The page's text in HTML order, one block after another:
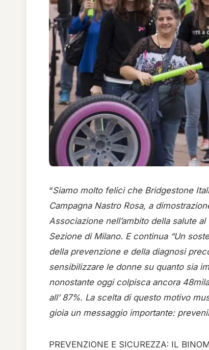
“Siamo molto felici che Bridgestone
Campagna Nastro Rosa, a
Associazione nell’ambito della salute
Sezione di Milano. E continua “Un
della prevenzione e della diagnosi
sensibilizzare le donne su quanto sia
nonostante oggi colpisca ancora
all’ 87%. La scelta di questo motivo
gioia un messaggio importante:
PREVENZIONE E SICUREZZA: IL